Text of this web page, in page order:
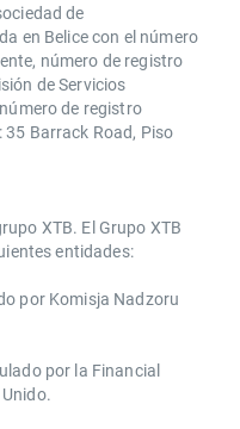
de
en Belice con el número
número de registro
de Servicios
de registro
Barrack Road, Piso
XTB. El Grupo XTB
entidades:
por Komisja Nadzoru
por la ​Financial